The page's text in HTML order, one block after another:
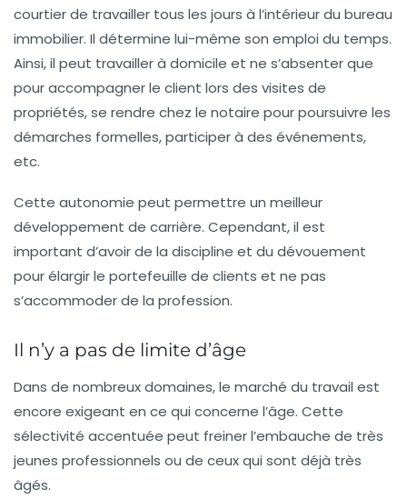
courtier de travailler tous les jours à l’intérieur du bureau
immobilier. Il détermine lui-même son emploi du temps.
Ainsi, il peut travailler à domicile et ne s’absenter que
pour accompagner le client lors des visites de
propriétés, se rendre chez le notaire pour poursuivre les
démarches formelles, participer à des événements,
etc.
Cette autonomie peut permettre un meilleur
développement de carrière. Cependant, il est
important d’avoir de la discipline et du dévouement
pour élargir le portefeuille de clients et ne pas
s’accommoder de la profession.
Il n’y a pas de limite d’âge
Dans de nombreux domaines, le marché du travail est
encore exigeant en ce qui concerne l’âge. Cette
sélectivité accentuée peut freiner l’embauche de très
jeunes professionnels ou de ceux qui sont déjà très
âgés.